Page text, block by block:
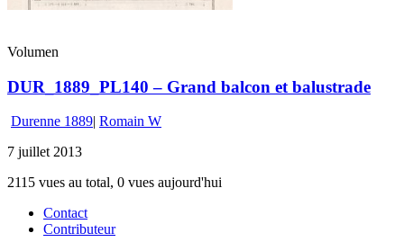
Volumen
DUR_1889_PL140 – Grand balcon et balustrade
Durenne 1889| Romain W
7 juillet 2013
2115 vues au total, 0 vues aujourd'hui
Contact
Contributeur